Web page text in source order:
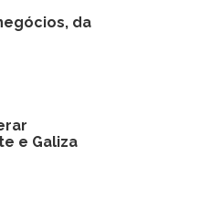
da
e Galiza